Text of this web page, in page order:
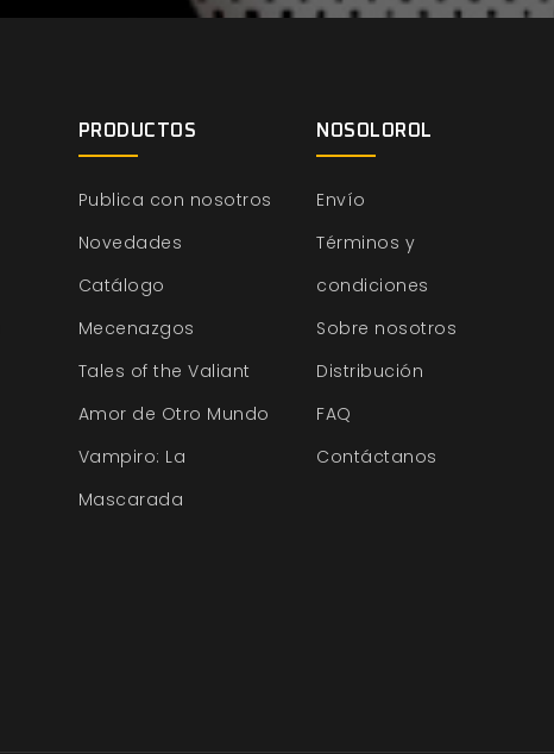
PRODUCTOS
Publica con nosotros
Novedades
Catálogo
Mecenazgos
Tales of the Valiant
Amor de Otro Mundo
Vampiro: La
Mascarada
NOSOLOROL
Envío
Términos y
condiciones
Sobre nosotros
Distribución
FAQ
Contáctanos